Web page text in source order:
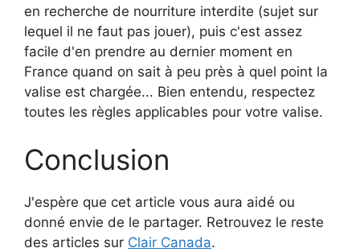
en recherche de nourriture interdite (sujet sur
lequel il ne faut pas jouer), puis c'est assez
facile d'en prendre au dernier moment en
France quand on sait à peu près à quel point la
valise est chargée... Bien entendu, respectez
toutes les règles applicables pour votre valise.
Conclusion
J'espère que cet article vous aura aidé ou
donné envie de le partager. Retrouvez le reste
des articles sur Clair Canada.